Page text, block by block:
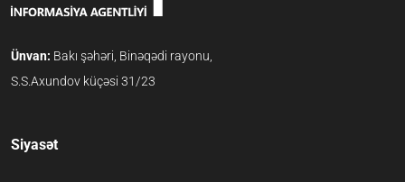
Ünvan: Bakı şəhəri, Binəqədi rayonu,
S.S.Axundov küçəsi 31/23
Siyasət